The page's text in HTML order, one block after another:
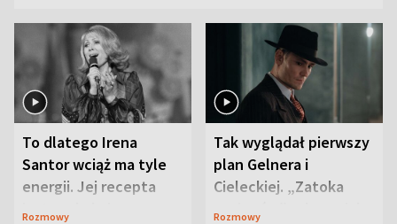
To dlatego Irena
Santor wciąż ma tyle
energii. Jej recepta
jest zaskakująco
Rozmowy
Tak wyglądał pierwszy
plan Gelnera i
Cieleckiej. „Zatoka
szpiegów” od razu ich
Rozmowy